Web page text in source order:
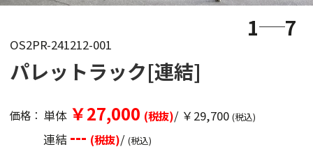
1 7
OS2PR-241212-001
パレットラック[連結]
価格： 単体 ￥27,000 (税抜)/ ￥29,700 (税込)
連結 --- (税抜)/(税込)